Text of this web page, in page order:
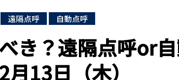
遠隔点呼 自動点呼
き？遠隔点呼or
13日（木）